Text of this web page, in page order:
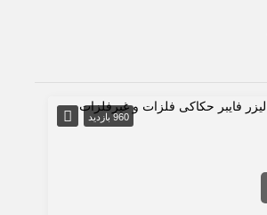
960 بازدید